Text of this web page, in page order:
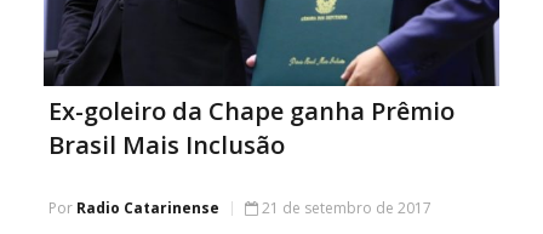
Ex-goleiro da Chape ganha Prêmio
Brasil Mais Inclusão
Por Radio Catarinense 21 de setembro de 2017